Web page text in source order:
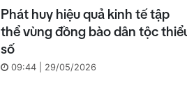
Phát huy hiệu quả kinh tế tập
thể vùng đồng bào dân tộc
số
09:44 | 29/05/2026